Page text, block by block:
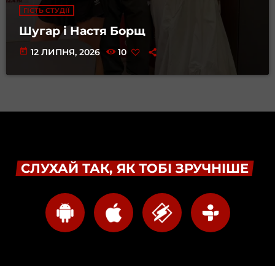
ГІСТЬ СТУДІЇ
Шугар і Настя Борщ
today 12 ЛИПНЯ, 2026 10
СЛУХАЙ ТАК, ЯК ТОБІ ЗРУЧНІШЕ